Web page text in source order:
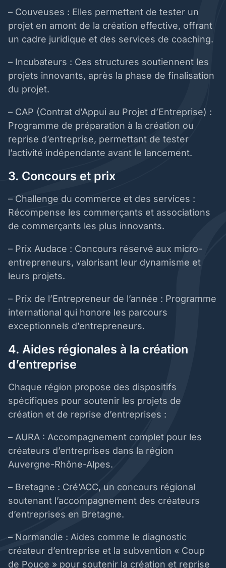
– Couveuses : Elles permettent de tester un
projet en amont de la création effective, offrant
un cadre juridique et des services de coaching.
– Incubateurs : Ces structures soutiennent les
projets innovants, après la phase de finalisation
du projet.
– CAP (Contrat d’Appui au Projet d’Entreprise) :
Programme de préparation à la création ou
reprise d’entreprise, permettant de tester
l’activité indépendante avant le lancement.
3. Concours et prix
– Challenge du commerce et des services :
Récompense les commerçants et associations
de commerçants les plus innovants.
– Prix Audace : Concours réservé aux micro-
entrepreneurs, valorisant leur dynamisme et
leurs projets.
– Prix de l’Entrepreneur de l’année : Programme
international qui honore les parcours
exceptionnels d’entrepreneurs.
4. Aides régionales à la création
d’entreprise
Chaque région propose des dispositifs
spécifiques pour soutenir les projets de
création et de reprise d’entreprises :
– AURA : Accompagnement complet pour les
créateurs d’entreprises dans la région
Auvergne-Rhône-Alpes.
– Bretagne : Cré’ACC, un concours régional
soutenant l’accompagnement des créateurs
d’entreprises en Bretagne.
– Normandie : Aides comme le diagnostic
créateur d’entreprise et la subvention « Coup
de Pouce » pour soutenir la création et reprise